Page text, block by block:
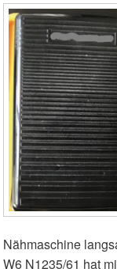
Nähmaschine
W6 N1235/61 hat